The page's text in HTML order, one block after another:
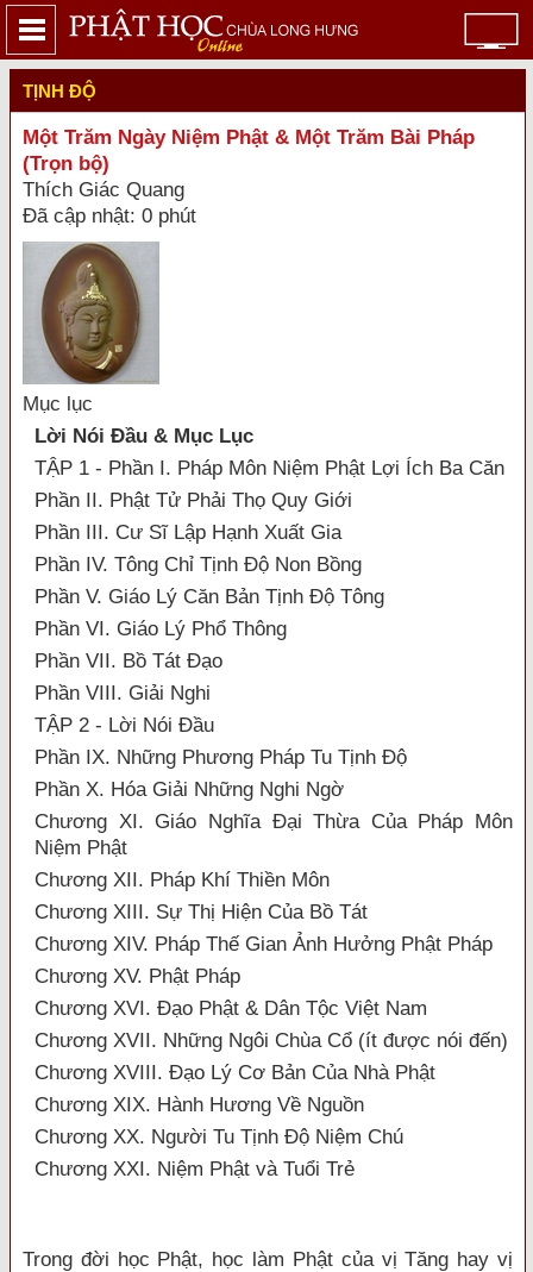
TỊNH ĐỘ
Một Trăm Ngày Niệm Phật & Một Trăm Bài Pháp
(Trọn bộ)
Thích Giác Quang
Đã cập nhật: 0 phút
Mục lục
Lời Nói Đầu & Mục Lục
TẬP 1 - Phần I. Pháp Môn Niệm Phật Lợi Ích Ba Căn
Phần II. Phật Tử Phải Thọ Quy Giới
Phần III. Cư Sĩ Lập Hạnh Xuất Gia
Phần IV. Tông Chỉ Tịnh Độ Non Bồng
Phần V. Giáo Lý Căn Bản Tịnh Độ Tông
Phần VI. Giáo Lý Phổ Thông
Phần VII. Bồ Tát Đạo
Phần VIII. Giải Nghi
TẬP 2 - Lời Nói Đầu
Phần IX. Những Phương Pháp Tu Tịnh Độ
Phần X. Hóa Giải Những Nghi Ngờ
Chương XI. Giáo Nghĩa Đại Thừa Của Pháp Môn
Niệm Phật
Chương XII. Pháp Khí Thiền Môn
Chương XIII. Sự Thị Hiện Của Bồ Tát
Chương XIV. Pháp Thế Gian Ảnh Hưởng Phật Pháp
Chương XV. Phật Pháp
Chương XVI. Đạo Phật & Dân Tộc Việt Nam
Chương XVII. Những Ngôi Chùa Cổ (ít được nói đến)
Chương XVIII. Đạo Lý Cơ Bản Của Nhà Phật
Chương XIX. Hành Hương Về Nguồn
Chương XX. Người Tu Tịnh Độ Niệm Chú
Chương XXI. Niệm Phật và Tuổi Trẻ
Trong đời học Phật, học làm Phật của vị Tăng hay vị